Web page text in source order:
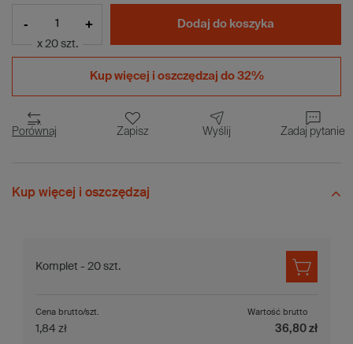
- +
x 20 szt.
Dodaj do koszyka
Kup więcej i oszczędzaj do 32%
Porównaj Zapisz Wyślij Zadaj pytanie
Kup więcej i oszczędzaj
Komplet - 20 szt.
Cena brutto/szt.
1,84 zł
Wartość brutto
36,80 zł